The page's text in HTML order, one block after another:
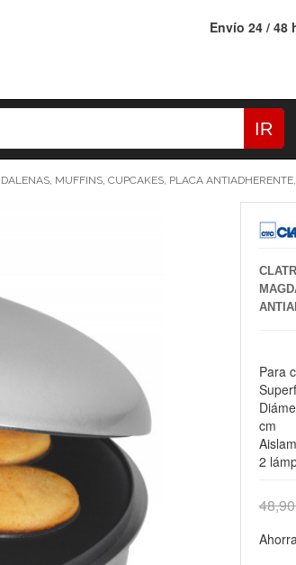
Envío 24 / 48
IR
MUFFINS, CUPCAKES, PLACA
Para
cm
2